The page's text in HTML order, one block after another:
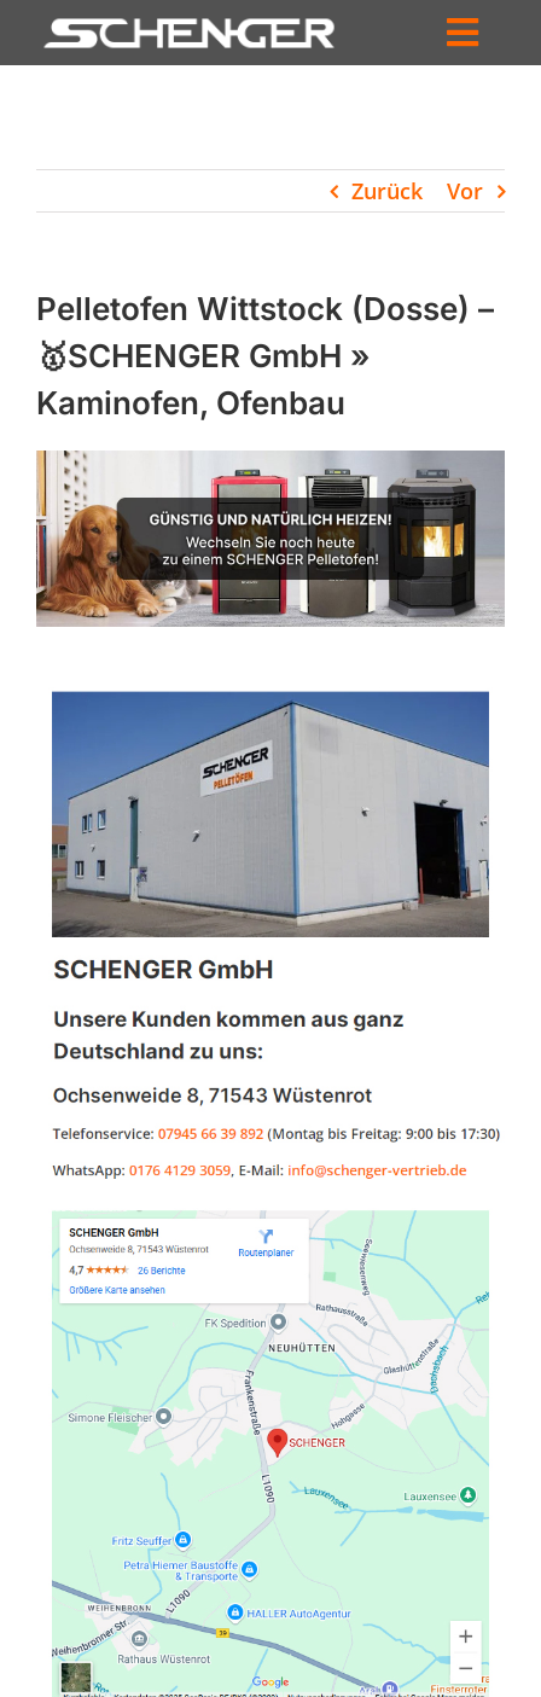
Inhalt
HÄNDLERSUCHE
UNTERNEHMEN
PROFIL
WARENKORB
PRODUCTS
SEARCH
Zurück Vor
Pelletofen Wittstock (Dosse) –
🥇SCHENGER GmbH »
Kaminofen, Ofenbau